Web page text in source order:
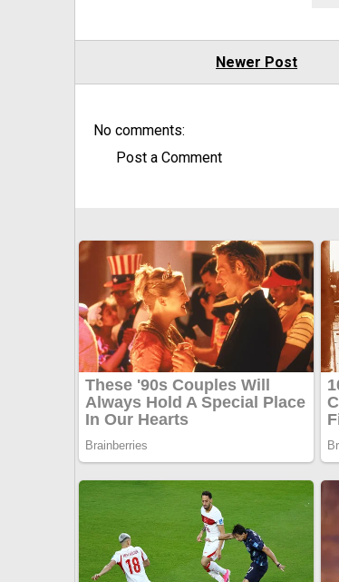
Newer Post
No comments:
Post a Comment